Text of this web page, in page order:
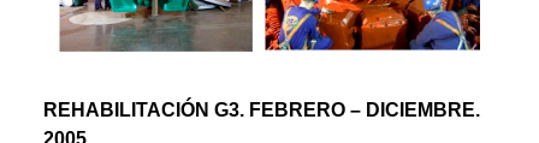
REHABILITACIÓN G3. FEBRERO – DICIEMBRE.